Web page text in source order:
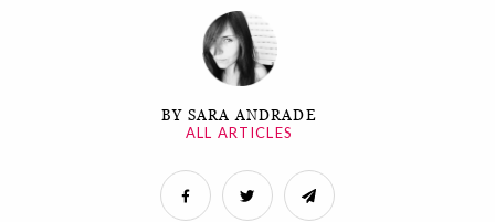
BY SARA ANDRADE
ALL ARTICLES